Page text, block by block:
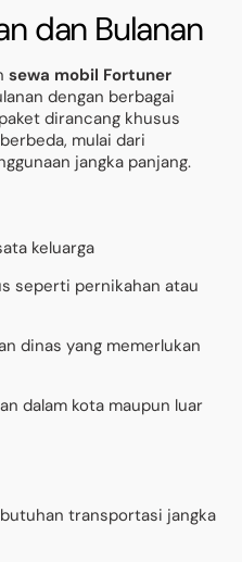
dan Bulanan
sewa mobil Fortuner
dengan berbagai
dirancang khusus
mulai dari
jangka panjang.
keluarga
seperti pernikahan atau
dinas yang memerlukan
dalam kota maupun luar
transportasi jangka